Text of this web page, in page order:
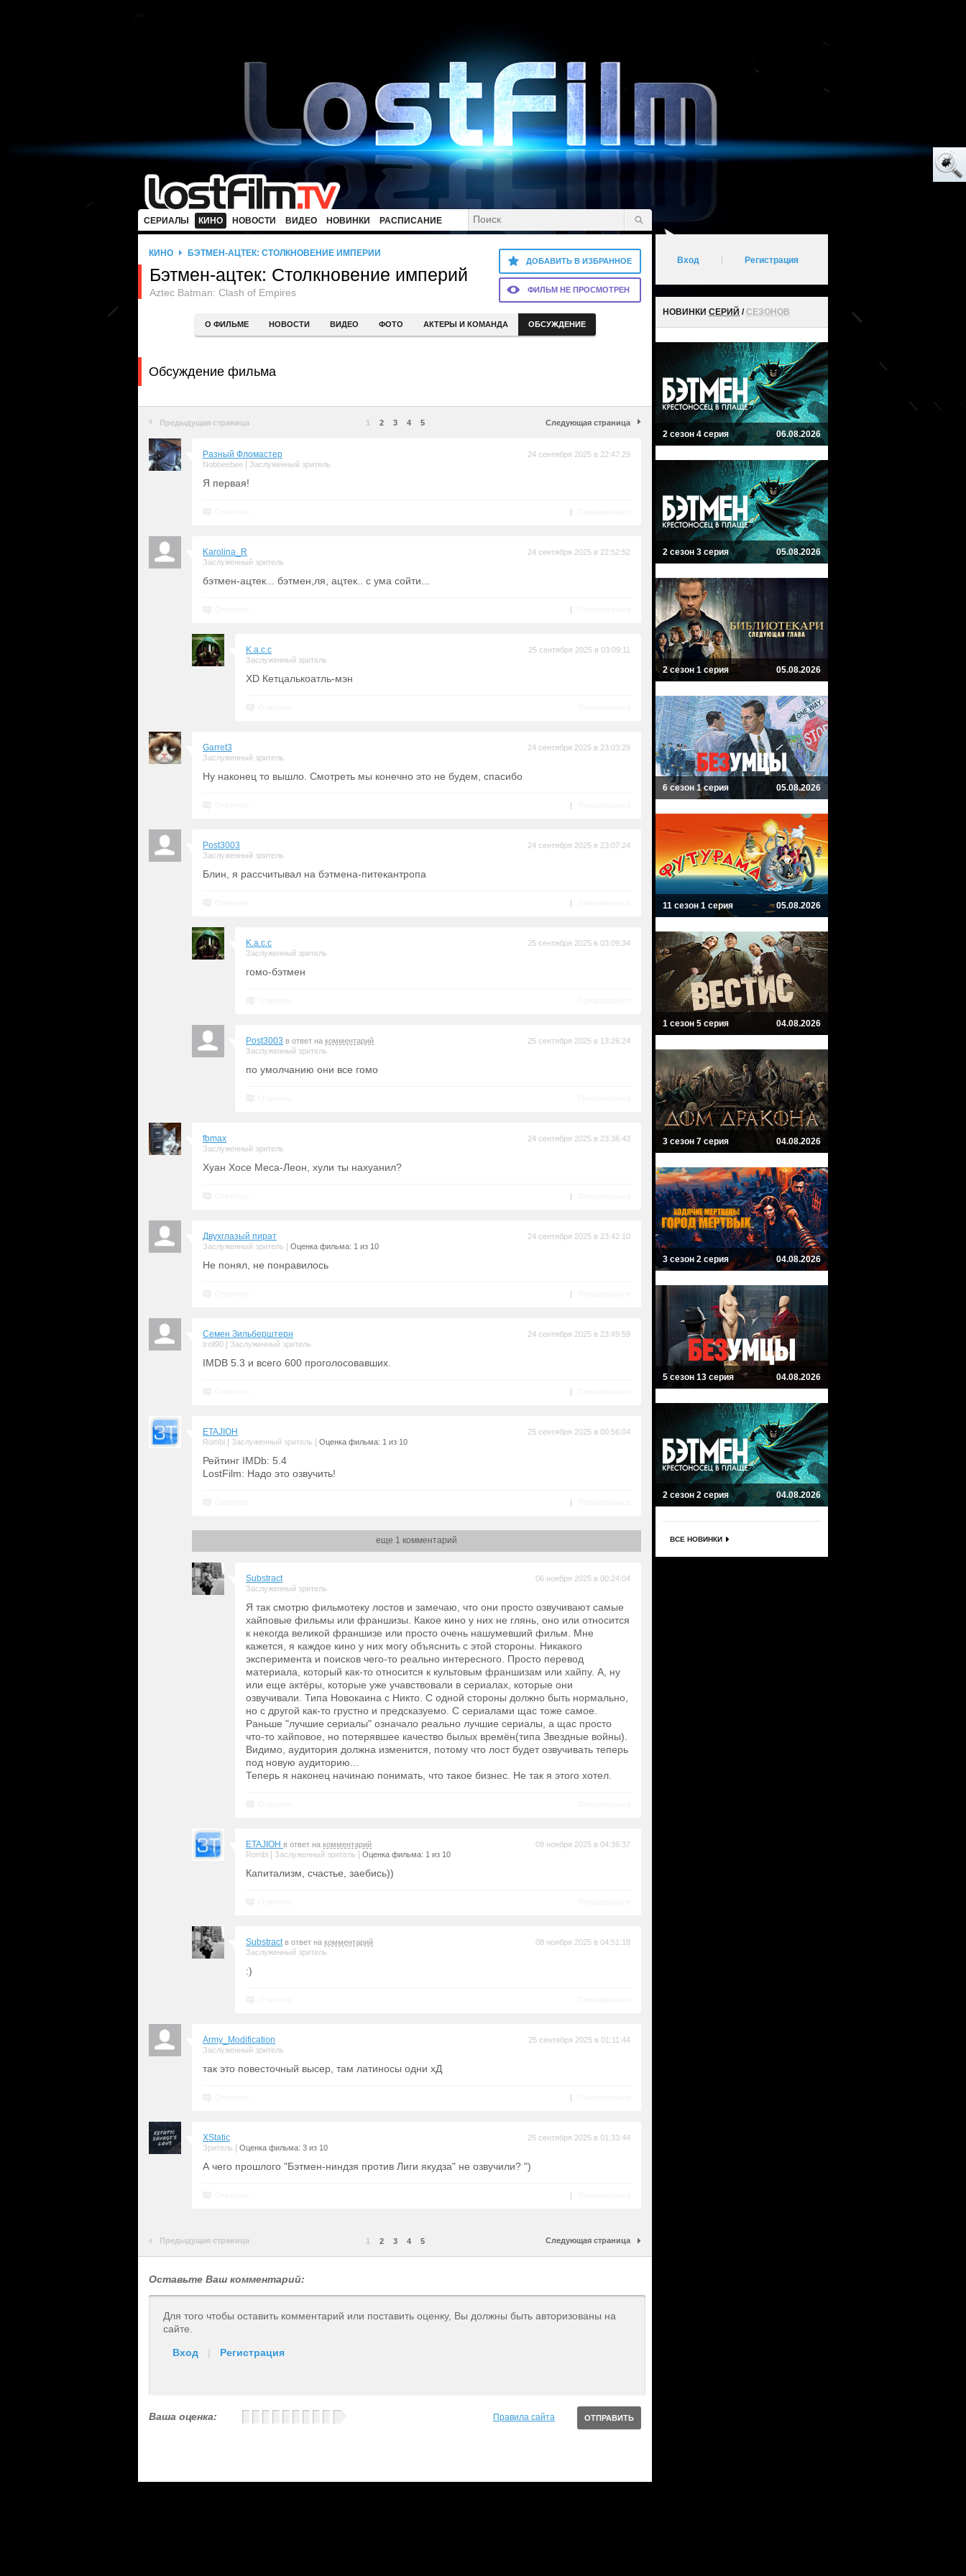
СЕРИАЛЫ КИНО НОВОСТИ ВИДЕО НОВИНКИ РАСПИСАНИЕ
ДОБАВИТЬ В ИЗБРАННОЕ
ФИЛЬМ НЕ ПРОСМОТРЕН
КИНО БЭТМЕН-АЦТЕК: СТОЛКНОВЕНИЕ ИМПЕРИЙ
Бэтмен-ацтек: Столкновение империй
Aztec Batman: Clash of Empires
О ФИЛЬМЕ НОВОСТИ ВИДЕО ФОТО АКТЕРЫ И КОМАНДА ОБСУЖДЕНИЕ
Обсуждение фильма
Предыдущая страница 1 2 3 4 5 Следующая страница
Разный Фломастер
Nobbeebee Заслуженный зритель
24 сентября 2025 в 22:47:29
Я первая!
|
Karolina_R
Заслуженный зритель
24 сентября 2025 в 22:52:52
бэтмен-ацтек... бэтмен,ля, ацтек.. с ума сойти...
|
K.a.c.c
Заслуженный зритель
25 сентября 2025 в 03:09:11
XD Кетцалькоатль-мэн
Garret3
Заслуженный зритель
24 сентября 2025 в 23:03:29
Ну наконец то вышло. Смотреть мы конечно это не будем, спасибо
|
Post3003
Заслуженный зритель
24 сентября 2025 в 23:07:24
Блин, я рассчитывал на бэтмена-питекантропа
|
K.a.c.c
Заслуженный зритель
25 сентября 2025 в 03:09:34
гомо-бэтмен
Post3003 в ответ на комментарий
Заслуженный зритель
25 сентября 2025 в 13:26:24
по умолчанию они все гомо
fbmax
Заслуженный зритель
24 сентября 2025 в 23:36:43
Хуан Хосе Меса-Леон, хули ты нахуанил?
|
Двухглазый пират
Заслуженный зритель Оценка фильма: 1 из 10
24 сентября 2025 в 23:42:10
Не понял, не понравилось
|
Семен Зильберштерн
troll90 Заслуженный зритель
24 сентября 2025 в 23:49:59
IMDB 5.3 и всего 600 проголосовавших.
|
ETAJIOH
Rombi Заслуженный зритель Оценка фильма: 1 из 10
25 сентября 2025 в 00:56:04
Рейтинг IMDb: 5.4
LostFilm: Надо это озвучить!
|
еще 1 комментарий
Substract
Заслуженный зритель
06 ноября 2025 в 00:24:04
Я так смотрю фильмотеку лостов и замечаю, что они просто озвучивают самые
хайповые фильмы или франшизы. Какое кино у них не глянь, оно или относится
к некогда великой франшизе или просто очень нашумевший фильм. Мне
кажется, я каждое кино у них могу объяснить с этой стороны. Никакого
эксперимента и поисков чего-то реально интересного. Просто перевод
материала, который как-то относится к культовым франшизам или хайпу. А, ну
или еще актёры, которые уже учавствовали в сериалах, которые они
озвучивали. Типа Новокаина с Никто. С одной стороны должно быть нормально,
но с другой как-то грустно и предсказуемо. С сериалами щас тоже самое.
Раньше "лучшие сериалы" означало реально лучшие сериалы, а щас просто
что-то хайповое, но потерявшее качество былых времён(типа Звездные войны).
Видимо, аудитория должна изменится, потому что лост будет озвучивать теперь
под новую аудиторию...
Теперь я наконец начинаю понимать, что такое бизнес. Не так я этого хотел.
ETAJIOH в ответ на комментарий
Rombi
Заслуженный зритель Оценка фильма: 1 из 10
08 ноября 2025 в 04:36:37
Капитализм, счастье, заебись))
Substract в ответ на комментарий
Заслуженный зритель
08 ноября 2025 в 04:51:18
:)
Army_Modification
Заслуженный зритель
25 сентября 2025 в 01:11:44
так это повесточный высер, там латиносы одни хД
|
XStatic
Зритель Оценка фильма: 3 из 10
25 сентября 2025 в 01:33:44
А чего прошлого "Бэтмен-ниндзя против Лиги якудза" не озвучили? ")
|
Предыдущая страница 1 2 3 4 5 Следующая страница
Оставьте Ваш комментарий:
Для того чтобы оставить комментарий или поставить оценку, Вы должны быть авторизованы на
сайте.
Вход | Регистрация
Ваша оценка: Правила сайта
Вход Регистрация
НОВИНКИ СЕРИЙ /СЕЗОНОВ
2 сезон 4 серия 06.08.2026
2 сезон 3 серия 05.08.2026
2 сезон 1 серия 05.08.2026
6 сезон 1 серия 05.08.2026
11 сезон 1 серия 05.08.2026
1 сезон 5 серия 04.08.2026
3 сезон 7 серия 04.08.2026
3 сезон 2 серия 04.08.2026
5 сезон 13 серия 04.08.2026
2 сезон 2 серия 04.08.2026
ВСЕ НОВИНКИ